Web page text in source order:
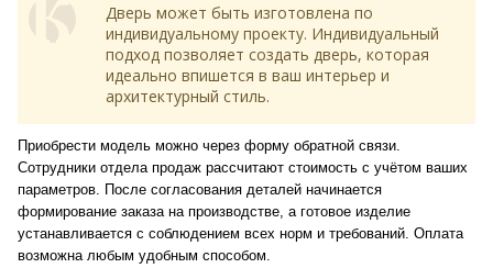
Дверь может быть изготовлена по
индивидуальному проекту. Индивидуальный
подход позволяет создать дверь, которая
идеально впишется в ваш интерьер и
архитектурный стиль.
Приобрести модель можно через форму обратной связи.
Сотрудники отдела продаж рассчитают стоимость с учётом ваших
параметров. После согласования деталей начинается
формирование заказа на производстве, а готовое изделие
устанавливается с соблюдением всех норм и требований. Оплата
возможна любым удобным способом.